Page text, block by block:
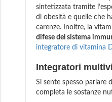
sintetizzata tramite
di obesità e quelle che
carenze. Inoltre, la
difese del sistema
integratore di vitamina
Integratori
Si sente spesso parlare
completa le sostanze